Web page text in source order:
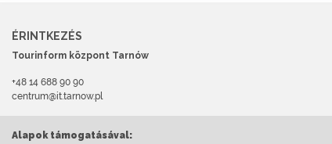
ÉRINTKEZÉS
Tourinform központ Tarnów
+48 14 688 90 90
centrum@it.tarnow.pl
Alapok támogatásával: